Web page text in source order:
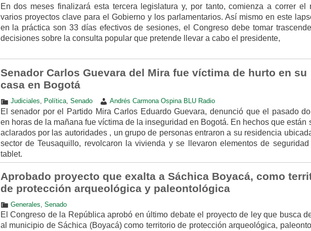
En dos meses finalizará esta tercera legislatura y, por tanto, comienza a correr el
varios proyectos clave para el Gobierno y los parlamentarios. Así mismo en este
en la práctica son 33 días efectivos de sesiones, el Congreso debe tomar
decisiones sobre la consulta popular que pretende llevar a cabo el presidente,
Senador Carlos Guevara del Mira fue víctima de hurto en su
casa en Bogotá
Judiciales, Política, Senado Andrés Carmona Ospina BLU Radio
El senador por el Partido Mira Carlos Eduardo Guevara, denunció que el pasado
en horas de la mañana fue víctima de la inseguridad en Bogotá. En hechos que están
aclarados por las autoridades , un grupo de personas entraron a su residencia
sector de Teusaquillo, revolcaron la vivienda y se llevaron elementos de
tablet.
Aprobado proyecto que exalta a Sáchica Boyacá, como
de protección arqueológica y paleontológica
Generales Senado
El Congreso de la República aprobó en último debate el proyecto de ley que busca
al municipio de Sáchica (Boyacá) como territorio de protección arqueológica,